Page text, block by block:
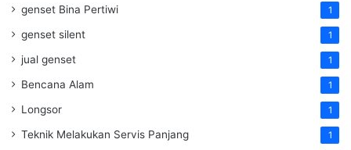
genset Bina Pertiwi 1
genset silent 1
jual genset 1
Bencana Alam 1
Longsor 1
Teknik Melakukan Servis Panjang 1